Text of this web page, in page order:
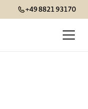
+49 8821 93170